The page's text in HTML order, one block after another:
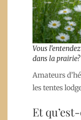
Vous
dans la prairie?
Amateurs
les tentes
Et